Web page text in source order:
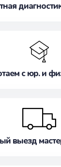
с юр. и
выезд